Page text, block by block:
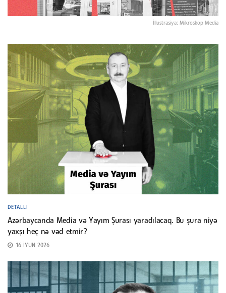
İllustrasiya: Mikroskop Media
DETALLI
Azərbaycanda Media və Yayım Şurası yaradılacaq. Bu şura niyə
yaxşı heç nə vəd etmir?
16 İYUN 2026